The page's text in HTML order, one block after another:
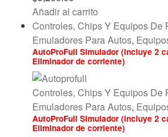
Añadir al carrito
Controles, Chips Y Equipos De
Emuladores Para Autos,
AutoProFull Simulador (incluye 2
Eliminador de corriente)
Controles, Chips Y Equipos De
Emuladores Para Autos,
AutoProFull Simulador (incluye 2
Eliminador de corriente)